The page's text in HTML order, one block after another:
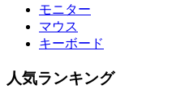
モニター
マウス
キーボード
人気ランキング